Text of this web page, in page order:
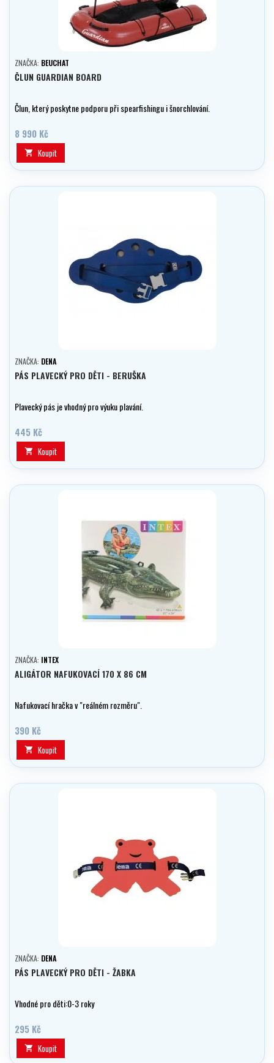
ZNAČKA: BEUCHAT
ČLUN GUARDIAN BOARD
Člun, který poskytne podporu při spearfishingu i šnorchlování.
8 990 Kč
 Koupit
ZNAČKA: DENA
PÁS PLAVECKÝ PRO DĚTI - BERUŠKA
Plavecký pás je vhodný pro výuku plavání.
445 Kč
 Koupit
ZNAČKA: INTEX
ALIGÁTOR NAFUKOVACÍ 170 X 86 CM
Nafukovací hračka v "reálném rozměru".
390 Kč
 Koupit
ZNAČKA: DENA
PÁS PLAVECKÝ PRO DĚTI - ŽABKA
Vhodné pro děti:0-3 roky
295 Kč
 Koupit